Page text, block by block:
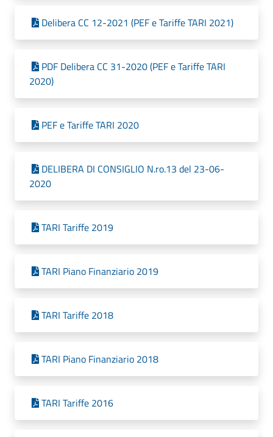
Delibera CC 12-2021 (PEF e Tariffe TARI 2021)
PDF Delibera CC 31-2020 (PEF e Tariffe TARI
2020)
PEF e Tariffe TARI 2020
DELIBERA DI CONSIGLIO N.ro.13 del 23-06-
2020
TARI Tariffe 2019
TARI Piano Finanziario 2019
TARI Tariffe 2018
TARI Piano Finanziario 2018
TARI Tariffe 2016